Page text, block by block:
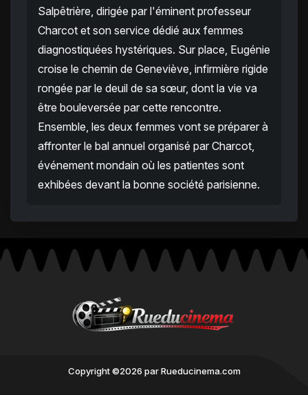
Salpêtrière, dirigée par l'éminent professeur
Charcot et son service dédié aux femmes
diagnostiquées hystériques. Sur place, Eugénie
croise le chemin de Geneviève, infirmière rigide
rongée par le deuil de sa sœur, dont la vie va
être bouleversée par cette rencontre.
Ensemble, les deux femmes vont se préparer à
affronter le bal annuel organisé par Charcot,
événement mondain où les patientes sont
exhibées devant la bonne société parisienne.
Copyright ©2026 par Rueducinema.com